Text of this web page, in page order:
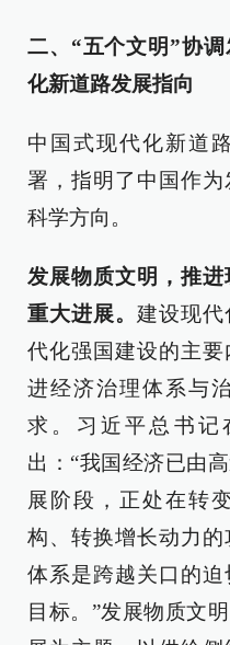
二、“五个文明”协
化新道路发展指向
中国式现代化新道
署，指明了中国作
科学方向。
发展物质文明，推
重大进展。 建设现代
代化强国建设的主
进经济治理体系与
求。习近平总书记
出：“我国经济已由
展阶段，正处在转
构、转换增长动力
体系是跨越关口的
目标。”发展物质文